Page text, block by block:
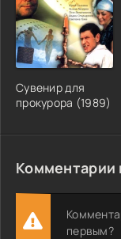
Сувенир для
прокурора (1989)
Комментарии
первым?